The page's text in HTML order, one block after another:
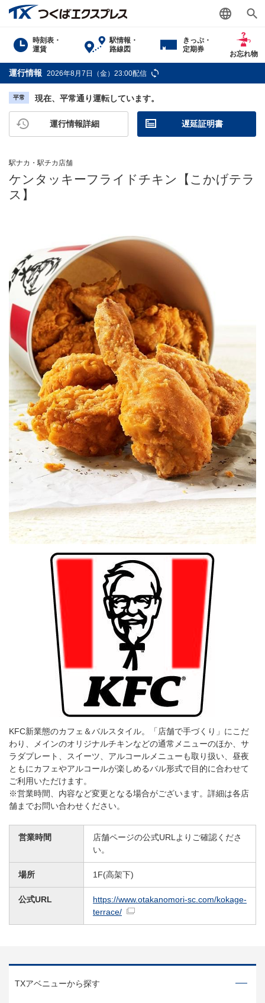
時刻表・
運賃
駅情報・
路線図
きっぷ・
定期券
お忘れ物
運行情報 2026年8月7日（金）23:00配信
平常 現在、平常通り運転しています。
運行情報詳細 遅延証明書
駅ナカ・駅チカ店舗
ケンタッキーフライドチキン【こかげテラ
ス】
KFC新業態のカフェ＆バルスタイル。「店舗で手づくり」にこだ
わり、メインのオリジナルチキンなどの通常メニューのほか、サ
ラダプレート、スイーツ、アルコールメニューも取り扱い、昼夜
ともにカフェやアルコールが楽しめるバル形式で目的に合わせて
ご利用いただけます。
※営業時間、内容など変更となる場合がございます。詳細は各店
舗までお問い合わせください。
営業時間
店舗ページの公式URLよりご確認くださ
い。
場所 1F(高架下)
公式URL
https://www.otakanomori-sc.com/kokage-
terrace/
TXアベニューから探す